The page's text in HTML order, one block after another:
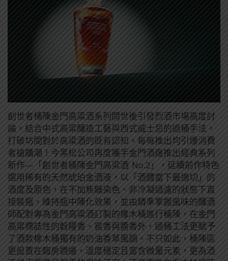
創世者桶陳金門高粱酒系列問世後引發烈酒市場高度討
論，結合中式高粱釀造工藝與西式威士忌的過桶手法，
打破坊間對於高粱酒的既有認知，每每推出均引爆消費
者搶購潮！今黑松公司再度攜手金門酒廠推出經典系列
新作—「創世者桶陳金門高粱酒 No.2」，延續前作特色
選用稀有的天然琥珀金酒液，以「酒體當下最適切」的
酒度及原色，在不加焦糖染色、非冷凝過濾的狀態下直
接裝瓶，維持瓶中陳化效果，並由精準掌握風味的釀酒
師配對專為金門高粱酒訂製的橡木桶進行桶陳，在金門
高粱標誌性的穀糧香、窖香與醬香外，過桶工法更賦予
了酒款橡木桶獨有的奶油香草風韻。不只如此，桶陳區
更設置在麴房週邊，溫度穩定且富含微量元素，更為酒